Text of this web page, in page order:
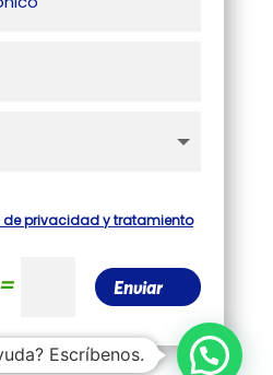
de privacidad y tratamiento
= Enviar
Escríbenos.